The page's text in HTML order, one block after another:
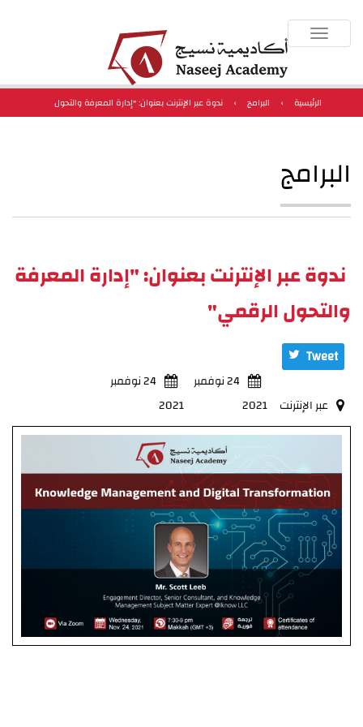
Toggle
navigation
الرئيسية › البرامج ›
ندوة عبر الإنترنت بعنوان: "إدارة المعرفة والتحول
البرامج
ندوة عبر الإنترنت بعنوان: "إدارة المعرفة
والتحول الرقمي"
Tweet
عبر الإنترنت
24 نوفمبر
2021
24 نوفمبر
2021